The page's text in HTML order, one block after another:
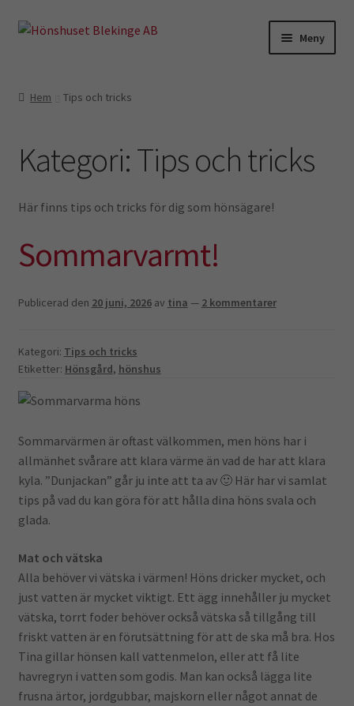
Hoppa
Hoppa
Meny
Äggkartonger
Skyltar
Hemmet
Hem Tips och tricks
Kategori:Tips och tricks
Här finns tips och tricks för dig som hönsägare!
Sommarvarmt!
Publicerad den 20 juni, 2026 av tina — 2 kommentarer
Kategori: Tips och tricks
Etiketter: Hönsgård, hönshus
Sommarvärmen är oftast välkommen, men höns har i
allmänhet svårare att klara värme än vad de har att klara
kyla. ”Dunjackan” går ju inte att ta av 🙂 Här har vi samlat
tips på vad du kan göra för att hålla dina höns svala och
glada.
Mat och vätska
Alla behöver vi vätska i värmen! Höns dricker mycket, och
just vatten är mycket viktigt. Ett ägg innehåller ju mycket
vätska, torrt foder behöver också vätska så tillgång till
friskt vatten är en förutsättning för att de ska må bra. Hos
Tina gillar hönsen kall vattenmelon, eller att få lite
havregryn i vatten som godis. Man kan också lägga lite
frusna ärtor, jordgubbar, majskorn eller något annat de